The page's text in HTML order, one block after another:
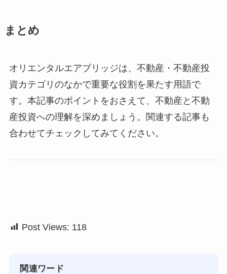
まとめ
オリエンタルエアブリッジは、不動産・不動産投
資カテゴリのなかで重要な役割を果たす用語で
す。本記事のポイントをおさえて、不動産と不動
産投資への理解を深めましょう。関連する記事も
合わせてチェックしてみてください。
Post Views: 118
関連ワード